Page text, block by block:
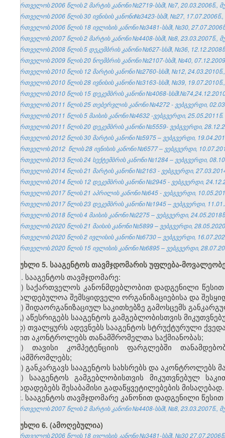
საქართველოს 2006 წლის 2 მარტის კანონი №2719-სსმI, №7, 20.03.2006წ.,
საქართველოს 2006 წლის 30 ივნისის კანონი№3423-სსმI, №27, 17.07.2006წ.,
საქართველოს 2006 წლის 18 ივლისის კანონი №3481-სსმI, №30,
საქართველოს 2007 წლის 2 მარტის კანონი №4408-სსმI, №8, 23.03.2007წ.,
საქართველოს 2008 წლის 5 დეკემბრის კანონი №627-სსმI, №36,
საქართველოს 2009 წლის 20 ნოემბრის კანონი №2107-სსმI, №40,
საქართველოს 2010 წლის 12 მარტის კანონი №2760-სსმI, №12,
საქართველოს 2010 წლის 28 ივნისის კანონი №3163-სსმI, №39,
საქართველოს 2010 წლის 15 დეკემბრის კანონი №4068-
საქართველოს 2011 წლის 25 თებერვლის კანონი №4272 - ვებგვერდი,
საქართველოს 2011 წლის 5 მაისის კანონი №4632 -ვებგვერდი, 25.05.2011წ.
საქართველოს 2011 წლის 20 დეკემბრის კანონი №5559- ვებგვერდი,
საქართველოს 2012 წლის 30 მარტის კანონი №5975 – ვებგვერდი,
საქართველოს 2012 წლის 28 ივნისის კანონი №6577 – ვებგვერდი,
საქართველოს 2013 წლის 24 სექტემბრის კანონი №1284 – ვებგვერდი,
საქართველოს 2014 წლის 21 მარტის კანონი №2163 - ვებგვერდი,
საქართველოს 2014 წლის 12 დეკემბრის კანონი №2945 - ვებგვერდი,
საქართველოს 2017 წლის 21 აპრილის კანონი №645 - ვებგვერდი,
საქართველოს 2017 წლის 23 დეკემბრის კანონი №1945 – ვებგვერდი,
საქართველოს 2018 წლის 4 მაისის კანონი №2275 – ვებგვერდი,
საქართველოს 2020 წლის 21 მაისის კანონი №5899 – ვებგვერდი,
საქართველოს 2020 წლის 2 ივლისის კანონი №6730 – ვებგვერდი,
საქართველოს 2020 წლის 15 ივლისის კანონი №6895 – ვებგვერდი,
მუხლი 5. სააგენტოს თავმჯდომარის უფლება-
1. სააგენტოს თავმჯდომარე:
ა) საქართველოს კანონმდებლობით დადგენილი
სავალდებულოა შემსყიდველი ორგანიზაციებისა და
ბ) შიდაორგანიზაციულ საკითხებზე გამოსცემს
გ) აწესრიგებს სააგენტოს გამგებლობისთვის
დ) თვალყურს ადევნებს სააგენტოს სტრუქტურული
წესით აკონტროლებს თანამშრომელთა საქმიანობას;
ე) თავისი კომპეტენციის ფარგლებში
თანამშრომლებს;
ვ) განკარგავს სააგენტოს სახსრებს და აკონტროლებს
ზ) სააგენტოს გამგებლობისთვის მიკუთვნებულ
წინადადებებს შესაბამისი გადაწყვეტილებების მისაღებად.
2. სააგენტოს თავმჯდომარე კანონით დადგენილი წესით
საქართველოს 2007 წლის 2 მარტის კანონი №4408-სსმI, №8, 23.03.2007წ.,
მუხლი 6. (ამოღებულია)
საქართველოს 2006 წლის 18 ივლისის კანონი №3481-სსმI, №30